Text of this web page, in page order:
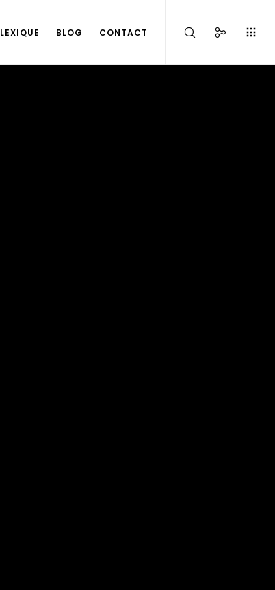
LEXIQUE BLOG CONTACT